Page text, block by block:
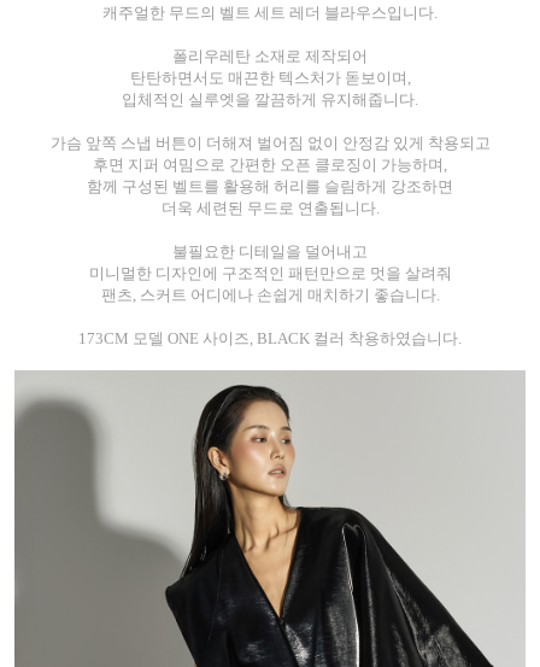
캐주얼한 무드의 벨트 세트 레더 블라우스입니다.
폴리우레탄 소재로 제작되어
탄탄하면서도 매끈한 텍스처가 돋보이며,
입체적인 실루엣을 깔끔하게 유지해줍니다.
가슴 앞쪽 스냅 버튼이 더해져 벌어짐 없이 안정감 있게 착용되고
후면 지퍼 여밈으로 간편한 오픈 클로징이 가능하며,
함께 구성된 벨트를 활용해 허리를 슬림하게 강조하면
더욱 세련된 무드로 연출됩니다.
불필요한 디테일을 덜어내고
미니멀한 디자인에 구조적인 패턴만으로 멋을 살려줘
팬츠, 스커트 어디에나 손쉽게 매치하기 좋습니다.
173CM 모델 ONE 사이즈, BLACK 컬러 착용하였습니다.